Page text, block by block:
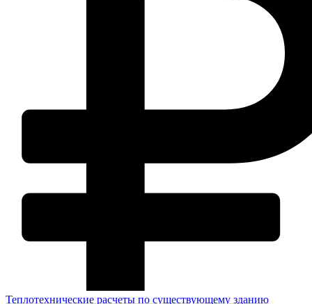
Теплотехнические расчеты по существующему зданию